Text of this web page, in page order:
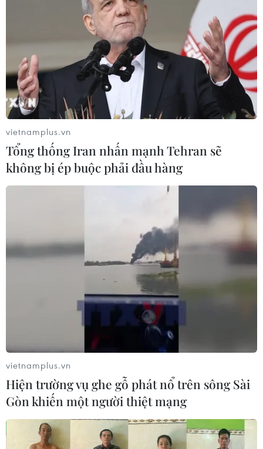
Đóng góp quan trọng của lực lượng Tham
Trong tình hình mới, lực lượng Tham mưu Công an
Nhân dân đã phát huy tinh thần đổi mới, sáng tạo, ứng
dụng khoa học kỹ thuật để nâng cao chất lượng, hiệu
vietnamplus.vn
Tổng thống Iran nhấn mạnh Tehran sẽ
không bị ép buộc phải đầu hàng
vietnamplus.vn
Hiện trường vụ ghe gỗ phát nổ trên sông Sài
Gòn khiến một người thiệt mạng